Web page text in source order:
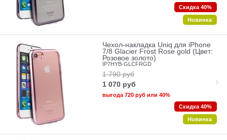
Скидка 40%
Новинка
Чехол-накладка Uniq для iPhone
7/8 Glacier Frost Rose gold (Цвет:
Розовое золото)
IP7HYB-GLCFRGD
1 790 руб
1 070 руб
выгода 720 рубили 40%
Скидка 40%
Новинка